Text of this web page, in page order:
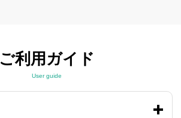
ご利用ガイド
User guide